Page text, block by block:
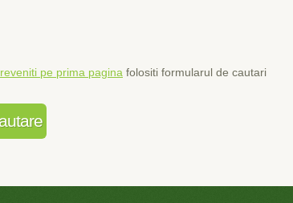
reveniti pe prima pagina folositi formularul de cautari